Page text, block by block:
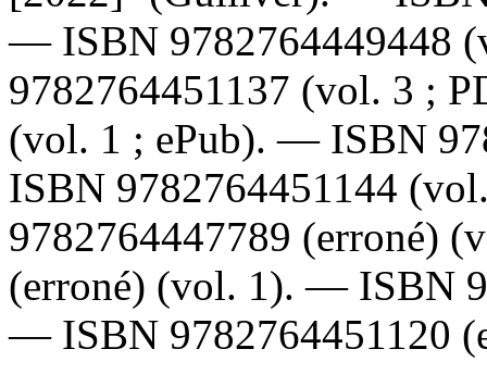
— ISBN 9782764449448
9782764451137 (vol. 3 ;
(vol. 1 ; ePub). — ISBN
ISBN 9782764451144
9782764447789 (erroné)
(erroné) (vol. 1). — ISBN
— ISBN 9782764451120